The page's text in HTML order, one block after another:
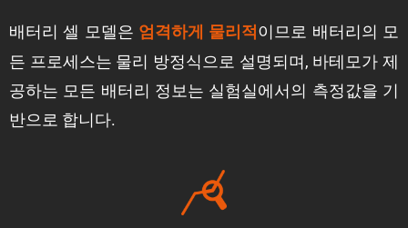
배터리 셀 모델은 엄격하게 물리적 이므로 배터리의 모
든 프로세스는 물리 방정식으로 설명되며, 바테모가 제
공하는 모든 배터리 정보는 실험실에서의 측정값을 기
반으로 합니다.